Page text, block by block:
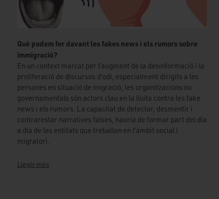
Què podem fer davant les fakes news i els rumors sobre
immigració?
En un context marcat per l’augment de la desinformació i la
proliferació de discursos d’odi, especialment dirigits a les
persones en situació de migració, les organitzacions no
governamentals són actors clau en la lluita contra les fake
news i els rumors. La capacitat de detectar, desmentir i
contrarestar narratives falses, hauria de formar part del dia
a dia de les entitats que treballen en l’àmbit social i
migratori.
Llegir més